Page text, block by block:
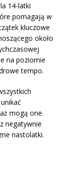
14-latki
pomagają w
kluczowe
około
na poziomie
tempo.
mogą one
negatywnie
nastolatki.